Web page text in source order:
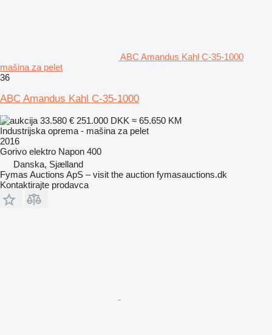
ABC Amandus Kahl C-35-1000
mašina za pelet
36
ABC Amandus Kahl C-35-1000
33.580 € 251.000 DKK ≈ 65.650 KM
Industrijska oprema - mašina za pelet
2016
Gorivo elektro Napon 400
Danska, Sjælland
Fymas Auctions ApS – visit the auction fymasauctions.dk
Kontaktirajte prodavca